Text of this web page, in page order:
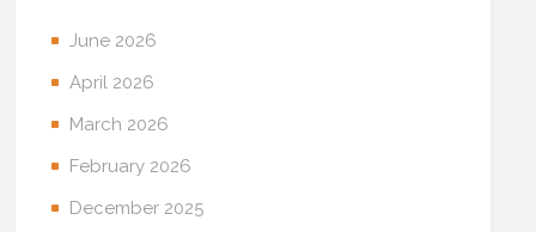
June 2026
April 2026
March 2026
February 2026
December 2025